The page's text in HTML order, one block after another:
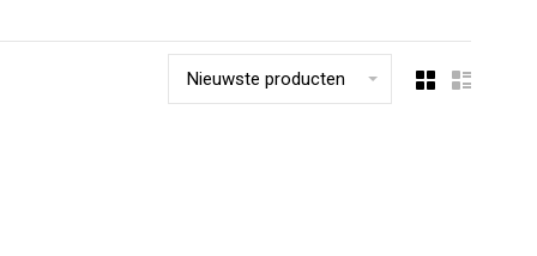
Nieuwste producten